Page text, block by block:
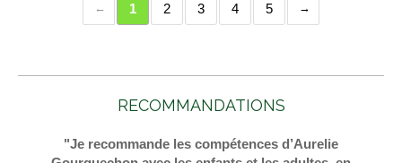
1 2 3 4 5
RECOMMANDATIONS
"Je recommande les compétences d’Aurelie